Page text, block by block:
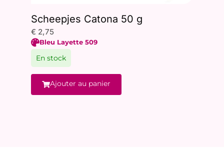
Scheepjes Catona 50 g
€ 2,75
Bleu Layette 509
En stock
Ajouter au panier